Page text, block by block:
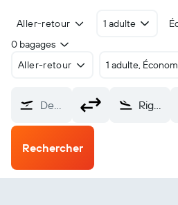
Aller-retour 1 adulte
0 bagages
Aller-retour
1 adulte,
De… Rigolet (YRG)
Rechercher